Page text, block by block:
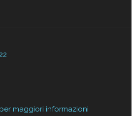
maggiori informazioni